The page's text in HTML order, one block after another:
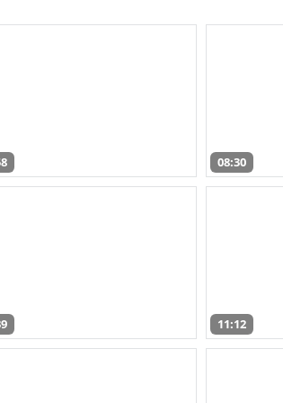
08:30
11:12